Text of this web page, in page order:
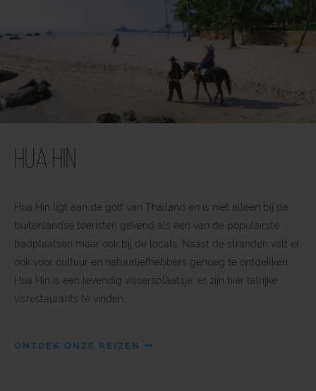
Hua Hin
Hua Hin ligt aan de golf van Thailand en is niet alleen bij de
buitenlandse toeristen gekend als een van de populairste
badplaatsen maar ook bij de locals. Naast de stranden valt er
ook voor cultuur en natuurliefhebbers genoeg te ontdekken.
Hua Hin is een levendig vissersplaatsje, er zijn hier talrijke
visrestaurants te vinden.
ONTDEK ONZE REIZEN